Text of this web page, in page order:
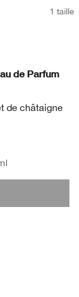
1 taille
de Parfum
de châtaigne